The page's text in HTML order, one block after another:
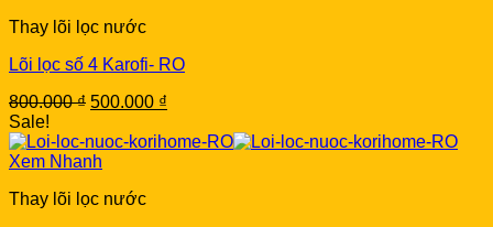
Thay lõi lọc nước
Lõi lọc số 4 Karofi- RO
800.000₫ Original
was:
800.000 ₫.
500.000 ₫
is:
Sale!
Xem Nhanh
Thay lõi lọc nước